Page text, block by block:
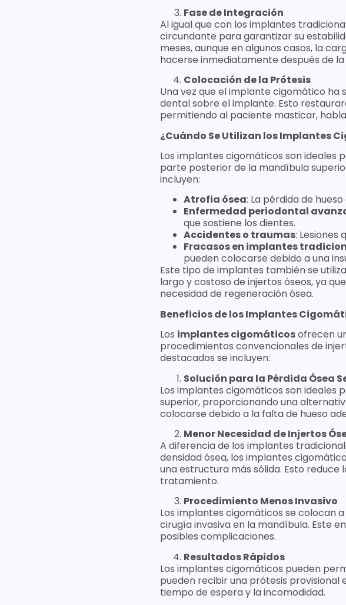
Fase de Integración
Al igual que con los implantes
circundante para garantizar su
meses, aunque en algunos casos, la
hacerse inmediatamente después de
Colocación de la Prótesis
Una vez que el implante cigomático ha
dental sobre el implante. Esto
permitiendo al paciente masticar,
¿Cuándo Se Utilizan los Implantes
Los implantes cigomáticos son ideales
parte posterior de la mandíbula
incluyen:
Atrofia ósea: La pérdida de
Enfermedad periodontal
que sostiene los dientes.
Accidentes o traumas: Lesiones
Fracasos en implantes
pueden colocarse debido a una
Este tipo de implantes también se
largo y costoso de injertos óseos, ya
necesidad de regeneración ósea.
Beneficios de los Implantes
Los implantes cigomáticosofrecen
procedimientos convencionales de
destacados se incluyen:
Solución para la Pérdida Ósea
Los implantes cigomáticos son ideales
superior, proporcionando una
colocarse debido a la falta de hueso
Menor Necesidad de Injertos
A diferencia de los implantes
densidad ósea, los implantes
una estructura más sólida. Esto
tratamiento.
Procedimiento Menos Invasivo
Los implantes cigomáticos se colocan
cirugía invasiva en la mandíbula. Este
posibles complicaciones.
Resultados Rápidos
Los implantes cigomáticos pueden
pueden recibir una prótesis provisional
tiempo de espera y la incomodidad.